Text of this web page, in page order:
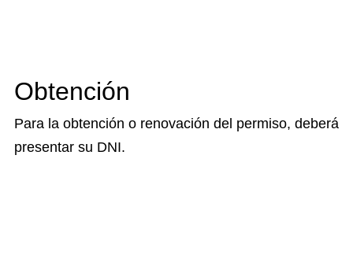
Obtención
Para la obtención o renovación del permiso, deberá
presentar su DNI.